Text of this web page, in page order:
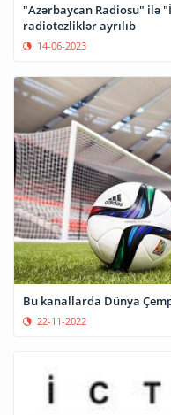
"Azərbaycan Radiosu" ilə
radiotezliklər ayrılıb
14-06-2023
22-11-2022